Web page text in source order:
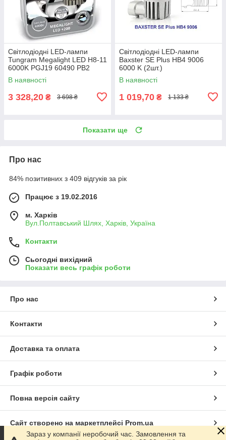
Світлодіодні LED-лампи
Tungram Megalight LED H8-11
6000K PGJ19 60490 PB2
В наявності
3 328,20 ₴ 3 698 ₴
Світлодіодні LED-лампи
Baxster SE Plus HB4 9006
6000 K (2шт.)
В наявності
1 019,70 ₴ 1 133 ₴
Показати ще
Про нас
84% позитивних з 409 відгуків за рік
Працює з 19.02.2016
м. Харків
Вул.Полтавський Шлях, Харків, Україна
Контакти
Сьогодні вихідний
Показати весь графік роботи
Про нас
Контакти
Доставка та оплата
Графік роботи
Повна версія сайту
Сайт створено на маркетплейсі Prom.ua
Зараз у компанії неробочий час. Замовлення та